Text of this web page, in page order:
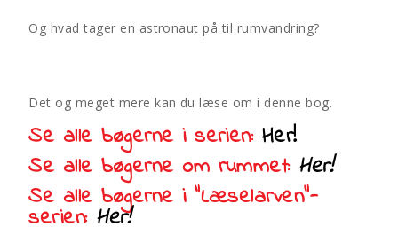
Og hvad tager en astronaut på til rumvandring?
Det og meget mere kan du læse om i denne bog.
Se alle bøgerne i serien: Her!
Se alle bøgerne om rummet: Her!
Se alle bøgerne i “Læselarven”-
serien: Her!